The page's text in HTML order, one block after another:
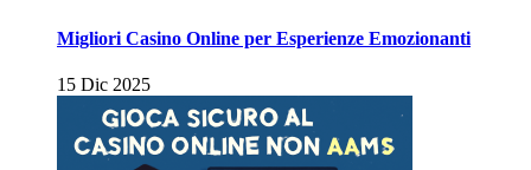
Migliori Casino Online per Esperienze Emozionanti
15 Dic 2025